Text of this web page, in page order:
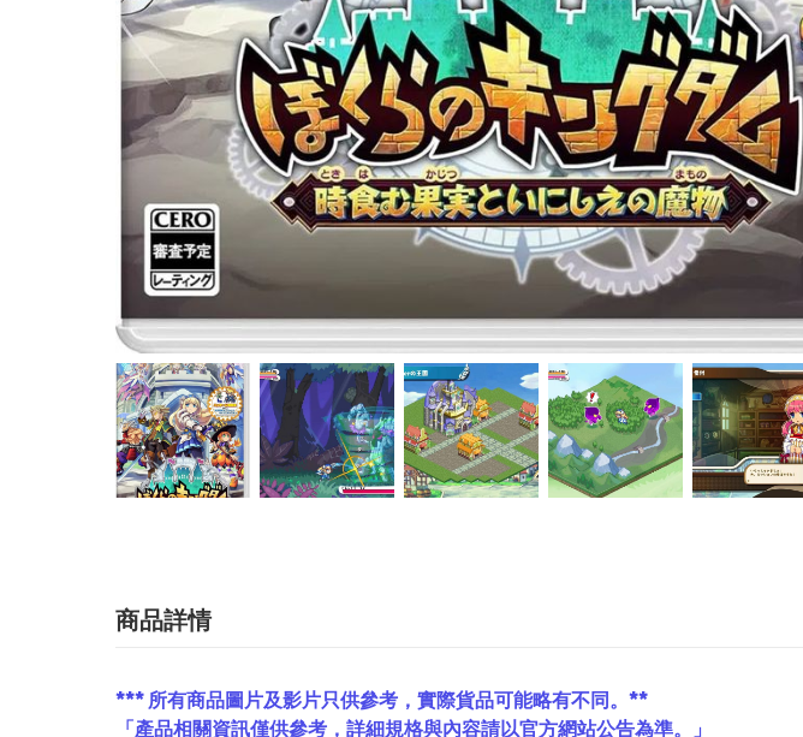
商品詳情
*** 所有商品圖片及影片只供參考，實際貨品可能略有不同。**
「產品相關資訊僅供參考，詳細規格與內容請以官方網站公告為準。」